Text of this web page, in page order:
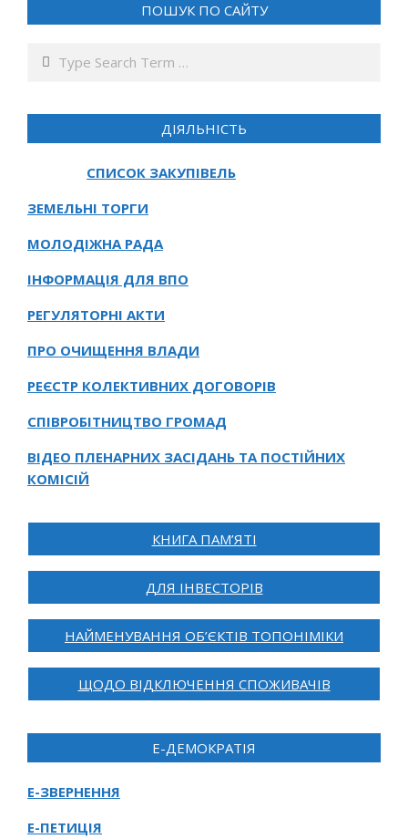
ПОШУК ПО САЙТУ
Search
ДІЯЛЬНІСТЬ
СПИСОК ЗАКУПІВЕЛЬ
ЗЕМЕЛЬНІ ТОРГИ
МОЛОДІЖНА РАДА
ІНФОРМАЦІЯ ДЛЯ ВПО
РЕГУЛЯТОРНІ АКТИ
ПРО ОЧИЩЕННЯ ВЛАДИ
РЕЄСТР КОЛЕКТИВНИХ ДОГОВОРІВ
СПІВРОБІТНИЦТВО ГРОМАД
ВІДЕО ПЛЕНАРНИХ ЗАСІДАНЬ ТА ПОСТІЙНИХ
КОМІСІЙ
КНИГА ПАМ’ЯТІ
ДЛЯ ІНВЕСТОРІВ
НАЙМЕНУВАННЯ ОБ’ЄКТІВ ТОПОНІМІКИ
ЩОДО ВІДКЛЮЧЕННЯ СПОЖИВАЧІВ
Е-ДЕМОКРАТІЯ
Е-ЗВЕРНЕННЯ
Е-ПЕТИЦІЯ